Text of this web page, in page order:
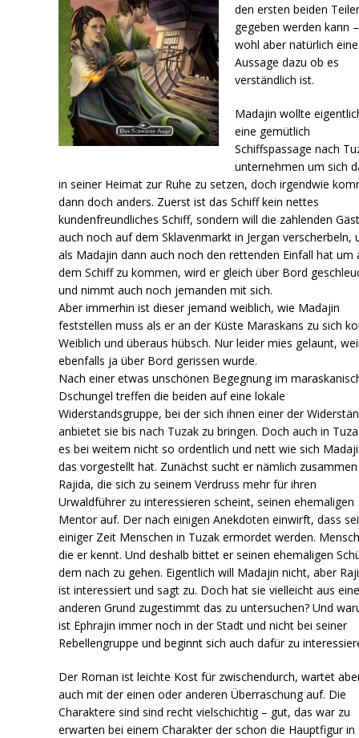
den ersten beiden
gegeben werden kann –
wohl aber natürlich eine
Aussage dazu ob es
verständlich ist.
Madajin wollte
eine gemütlich
Schiffspassage nach
unternehmen um sich
in seiner Heimat zur Ruhe zu setzen, doch irgendwie
dann doch anders. Zuerst ist das Schiff kein nettes
kundenfreundliches Schiff, sondern will die zahlenden
auch noch auf dem Sklavenmarkt in Jergan verscherbeln,
als Madajin dann auch noch den rettenden Einfall hat um
dem Schiff zu kommen, wird er gleich über Bord
und nimmt auch noch jemanden mit sich.
Aber immerhin ist dieser jemand weiblich, wie Madajin
feststellen muss als er an der Küste Maraskans zu sich
Weiblich und überaus hübsch. Nur leider mies gelaunt,
ebenfalls ja über Bord gerissen wurde.
Nach einer etwas unschönen Begegnung im
Dschungel treffen die beiden auf eine lokale
Widerstandsgruppe, bei der sich ihnen einer der
anbietet sie bis nach Tuzak zu bringen. Doch auch in
es bei weitem nicht so ordentlich und nett wie sich
das vorgestellt hat. Zunächst sucht er nämlich
Rajida, die sich zu seinem Verdruss mehr für ihren
Urwaldführer zu interessieren scheint, seinen ehemaligen
Mentor auf. Der nach einigen Anekdoten einwirft, dass
einiger Zeit Menschen in Tuzak ermordet werden.
die er kennt. Und deshalb bittet er seinen ehemaligen
dem nach zu gehen. Eigentlich will Madajin nicht, aber
ist interessiert und sagt zu. Doch hat sie vielleicht aus
anderen Grund zugestimmt das zu untersuchen? Und
ist Ephrajin immer noch in der Stadt und nicht bei seiner
Rebellengruppe und beginnt sich auch dafür zu
Der Roman ist leichte Kost für zwischendurch, wartet
auch mit der einen oder anderen Überraschung auf. Die
Charaktere sind sind recht vielschichtig – gut, das war zu
erwarten bei einem Charakter der schon die Hauptfigur in